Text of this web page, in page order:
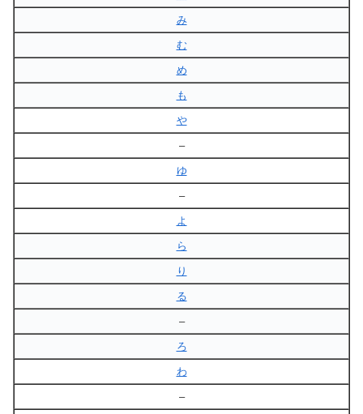
み
む
め
も
や
–
ゆ
–
よ
ら
り
る
–
ろ
わ
–